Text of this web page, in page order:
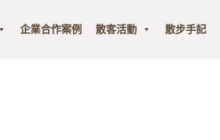
企業合作案例 散客活動 散步手記